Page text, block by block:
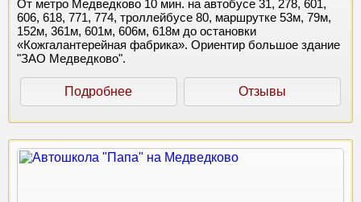
От метро Медведково 10 мин. на автобусе 31, 278, 601,
606, 618, 771, 774, троллейбусе 80, маршрутке 53м, 79м,
152м, 361м, 601м, 606м, 618м до остановки
«Кожгалантерейная фабрика». Ориентир большое здание
"ЗАО Медведково".
Подробнее Отзывы